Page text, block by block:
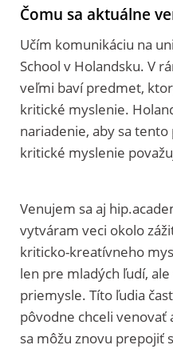
Čomu sa aktuálne
Učím komunikáciu na
School v Holandsku. V
veľmi baví predmet,
kritické myslenie.
nariadenie, aby sa
kritické myslenie
Venujem sa aj
vytváram veci okolo
kriticko-kreatívneho
len pre mladých ľudí,
priemysle. Títo ľudia
pôvodne chceli
sa môžu znovu prepojiť